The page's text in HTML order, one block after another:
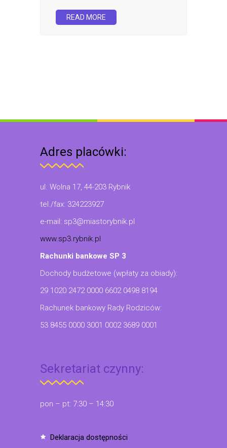
READ MORE
Adres placówki:
ul. Wolna 17, 44-203 Rybnik
tel./fax: 324223927
e-mail: sp3@miastorybnik.pl
www.sp3.rybnik.pl
Rachunki bankowe SP 3
Dochody budżetowe (wpłaty za obiady):
29 1020 2472 0000 6602 0498 8194
Rachunek bankowy Rady Rodziców:
53 8455 0000 3001 0002 3689 0001
Sekretariat czynny:
pon – pt: 7:30 – 14:30
deklaracja dostępności